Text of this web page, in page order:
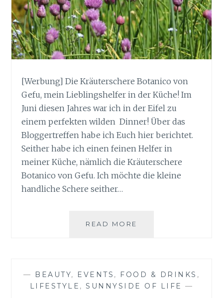
[Werbung] Die Kräuterschere Botanico von
Gefu, mein Lieblingshelfer in der Küche! Im
Juni diesen Jahres war ich in der Eifel zu
einem perfekten wilden Dinner! Über das
Bloggertreffen habe ich Euch hier berichtet.
Seither habe ich einen feinen Helfer in
meiner Küche, nämlich die Kräuterschere
Botanico von Gefu. Ich möchte die kleine
handliche Schere seither…
READ MORE
— BEAUTY, EVENTS , FOOD & DRINKS ,
LIFESTYLE , SUNNYSIDE OF LIFE —